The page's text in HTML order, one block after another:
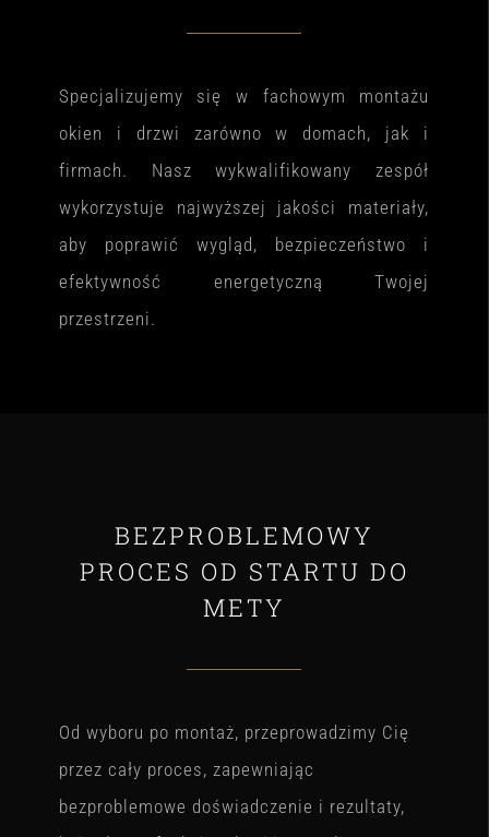
Specjalizujemy się w fachowym montażu
okien i drzwi zarówno w domach, jak i
firmach. Nasz wykwalifikowany zespół
wykorzystuje najwyższej jakości materiały,
aby poprawić wygląd, bezpieczeństwo i
efektywność energetyczną Twojej
przestrzeni.
BEZPROBLEMOWY
PROCES OD STARTU DO
METY
Od wyboru po montaż, przeprowadzimy Cię
przez cały proces, zapewniając
bezproblemowe doświadczenie i rezultaty,